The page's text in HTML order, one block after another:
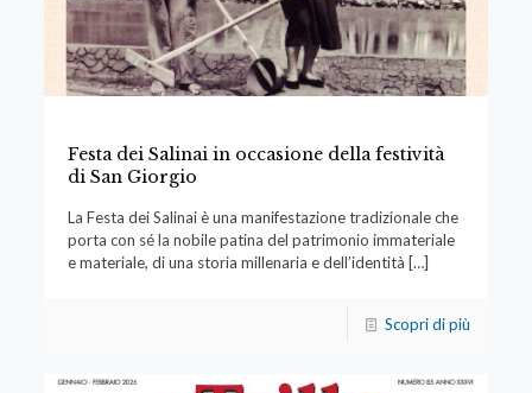
Festa dei Salinai in occasione della festività
di San Giorgio
La Festa dei Salinai è una manifestazione tradizionale che
porta con sé la nobile patina del patrimonio immateriale
e materiale, di una storia millenaria e dell’identità […]
Scopri di più